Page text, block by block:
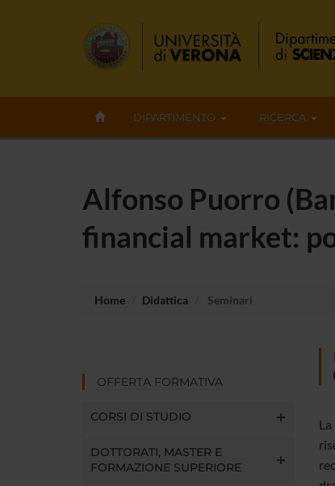
DIPARTIMENTO RICERCA
Alfonso Puorro
financial market:
Home Didattica Seminari
OFFERTA FORMATIVA
CORSI DI STUDIO
DOTTORATI, MASTER E
FORMAZIONE SUPERIORE